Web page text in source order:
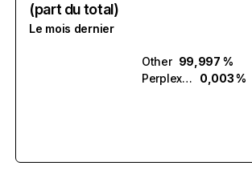
(part du total)
Le mois dernier
Other 99,997 %
Perplexity
0,003 %